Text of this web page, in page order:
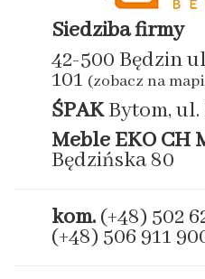
Siedziba firmy
42-500 Będzin
101 (zobacz na
ŚPAKBytom, ul.
Meble EKO CH
Będzińska 80
kom. (+48) 502
(+48) 506 911